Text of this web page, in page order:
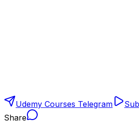
Udemy Courses Telegram
Share